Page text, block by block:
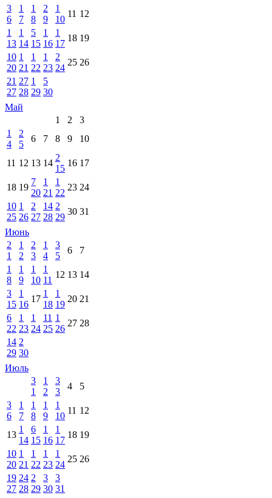
3
6
1
7
1
8
2
9
1
10
11 12
1
13
1
14
5
15
1
16
1
17
18 19
10
20
1
21
1
22
1
23
2
24
25 26
21
27
27
28
1
29
5
30
Май
1
2
3
1
4
2
5
6 7 8 9 10
11 12 13 14
2
15
16 17
18 19
7
20
1
21
1
22
23 24
10
25
1
26
2
27
14
28
2
29
30 31
Июнь
2
1
1
2
2
3
1
4
3
5
6
7
1
8
1
9
1
10
1
11
12 13 14
3
15
1
16
17
1
18
1
19
20 21
6
22
1
23
1
24
11
25
1
26
27 28
14
29
2
30
Июль
3
1
1
2
3
3
4
5
3
6
1
7
1
8
1
9
1
10
11 12
13
1
14
6
15
1
16
1
17
18 19
10
20
1
21
1
22
1
23
1
24
25 26
19
27
24
28
2
29
3
30
3
31